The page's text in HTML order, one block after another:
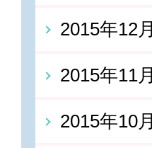
2015年12月
2015年11月
2015年10月